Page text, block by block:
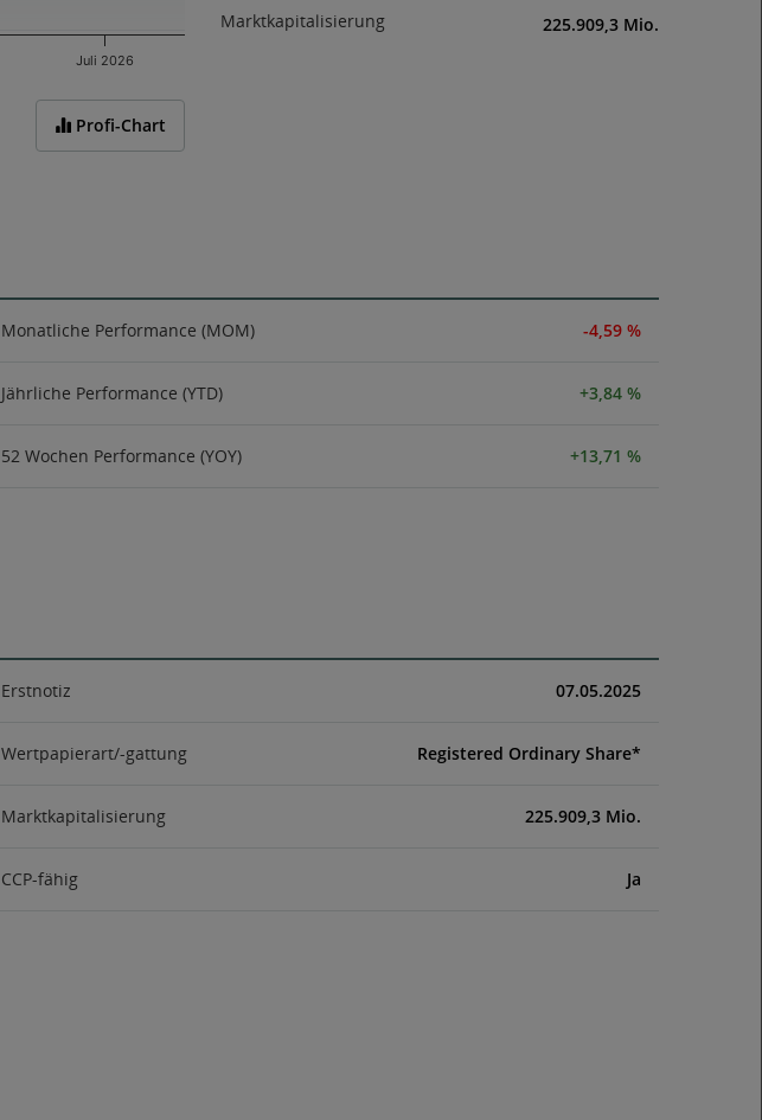
Juli 2026
Profi-Chart
Marktkapitalisierung 225.909,3 Mio.
Monatliche Performance (MOM) -4,59 %
Jährliche Performance (YTD) +3,84 %
52 Wochen Performance (YOY) +13,71 %
Erstnotiz 07.05.2025
Wertpapierart/-gattung Registered Ordinary Share*
Marktkapitalisierung 225.909,3 Mio.
CCP-fähig Ja